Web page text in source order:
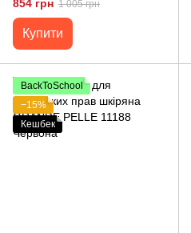
16708 Чорна
854 грн 1 005 грн
Купити
BackToSchool
−15%
Кешбек